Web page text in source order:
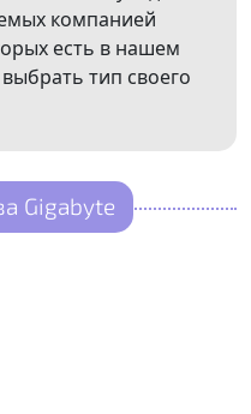
компанией
есть в нашем
тип своего
Gigabyte